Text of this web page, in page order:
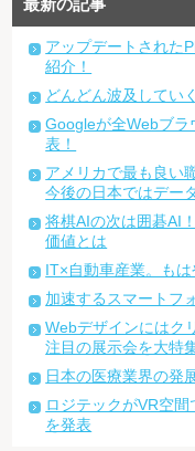
最新の記事
アップデートされた
紹介！
どんどん波及してい
Googleが全Webブラ
表！
アメリカで最も良い
今後の日本ではデー
将棋AIの次は囲碁AI
価値とは
IT×自動車産業。も
加速するスマートフ
Webデザインにはク
注目の展示会を大特
日本の医療業界の発
ロジテックがVR空
を発表